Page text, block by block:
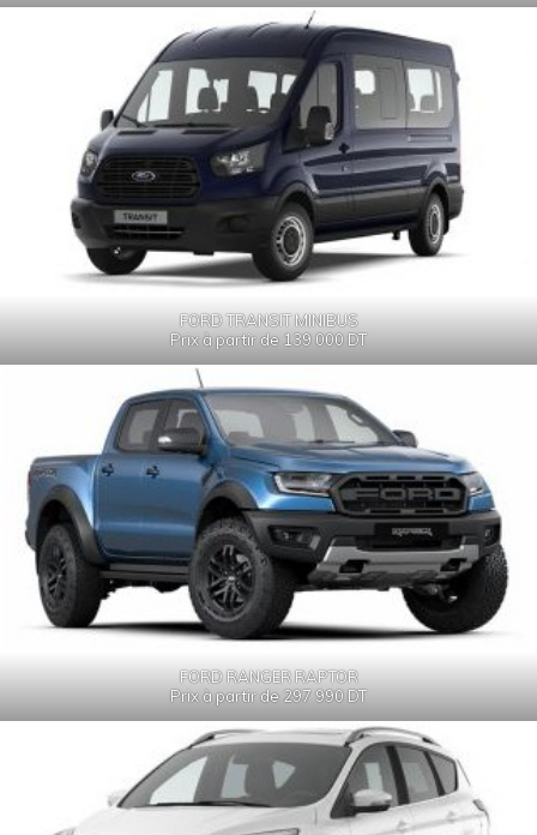
FORD TRANSIT MINIBUS
Prix à partir de 139 000 DT
FORD RANGER RAPTOR
Prix à partir de 297 990 DT